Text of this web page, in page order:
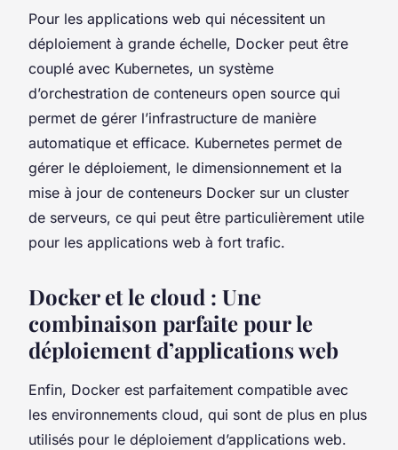
Pour les applications web qui nécessitent un
déploiement à grande échelle, Docker peut être
couplé avec Kubernetes, un système
d’orchestration de conteneurs open source qui
permet de gérer l’infrastructure de manière
automatique et efficace. Kubernetes permet de
gérer le déploiement, le dimensionnement et la
mise à jour de conteneurs Docker sur un cluster
de serveurs, ce qui peut être particulièrement utile
pour les applications web à fort trafic.
Docker et le cloud : Une
combinaison parfaite pour le
déploiement d’applications web
Enfin, Docker est parfaitement compatible avec
les environnements cloud, qui sont de plus en plus
utilisés pour le déploiement d’applications web.